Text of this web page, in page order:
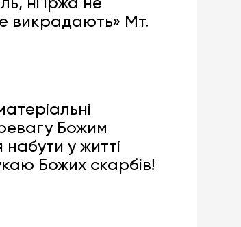
ні іржа не
викрадають» Мт.
Божим
у житті
Божих скарбів!